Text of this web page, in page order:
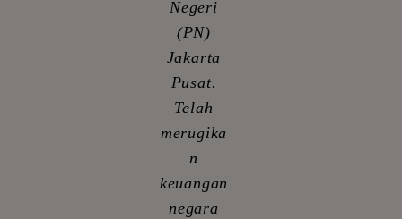
Negeri
(PN)
Jakarta
Pusat.
Telah
merugika
n
keuangan
negara